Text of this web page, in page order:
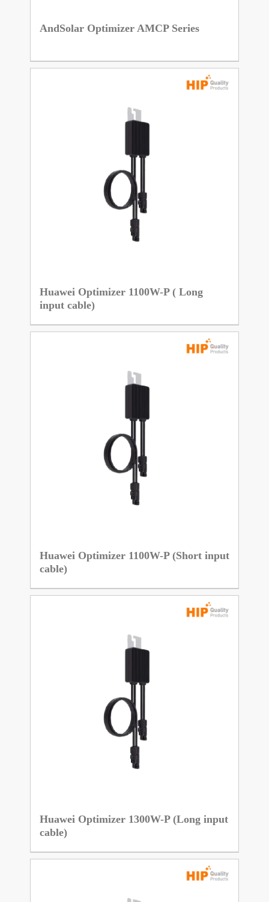
AndSolar Optimizer AMCP Series
Huawei Optimizer 1100W-P ( Long
input cable)
Huawei Optimizer 1100W-P (Short input
cable)
Huawei Optimizer 1300W-P (Long input
cable)